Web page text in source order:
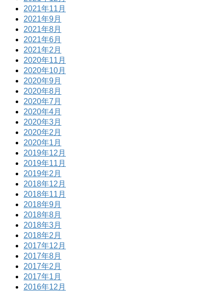
2021年11月
2021年9月
2021年8月
2021年6月
2021年2月
2020年11月
2020年10月
2020年9月
2020年8月
2020年7月
2020年4月
2020年3月
2020年2月
2020年1月
2019年12月
2019年11月
2019年2月
2018年12月
2018年11月
2018年9月
2018年8月
2018年3月
2018年2月
2017年12月
2017年8月
2017年2月
2017年1月
2016年12月